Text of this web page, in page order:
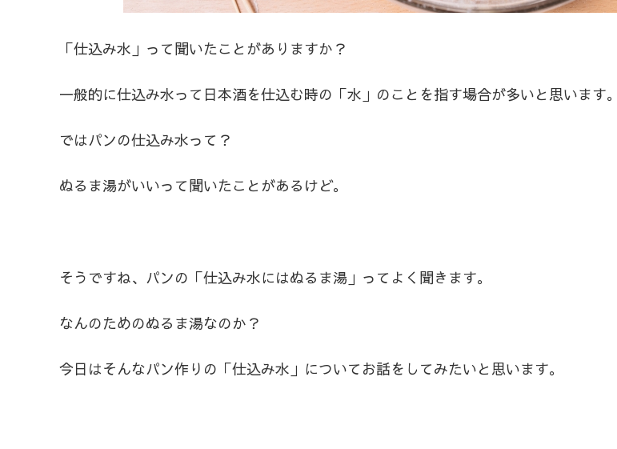
「仕込み水」って聞いたことがありますか？
一般的に仕込み水って日本酒を仕込む時の「水」のことを指す場合が多いと思います。
ではパンの仕込み水って？
ぬるま湯がいいって聞いたことがあるけど。
そうですね、パンの「仕込み水にはぬるま湯」ってよく聞きます。
なんのためのぬるま湯なのか？
今日はそんなパン作りの「仕込み水」についてお話をしてみたいと思います。